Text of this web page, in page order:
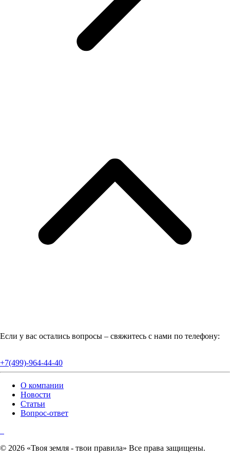
Если у вас остались вопросы – свяжитесь с нами по телефону:
+7(499)-964-44-40
О компании
Новости
Статьи
Вопрос-ответ
© 2026 «Твоя земля - твои правила» Все права защищены.